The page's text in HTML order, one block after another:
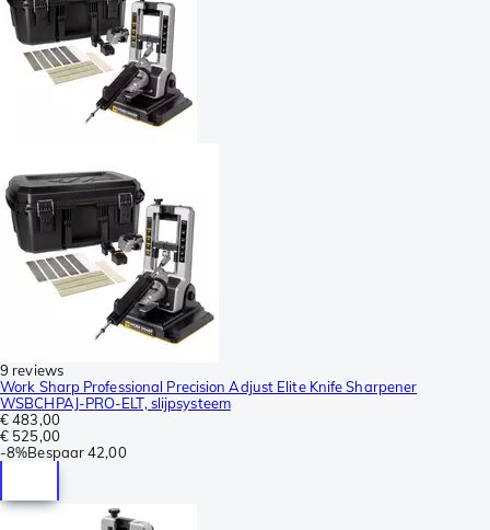
9 reviews
Work Sharp Professional Precision Adjust Elite Knife Sharpener
WSBCHPAJ-PRO-ELT, slijpsysteem
€ 483,00
€ 525,00
-8%Bespaar42,00